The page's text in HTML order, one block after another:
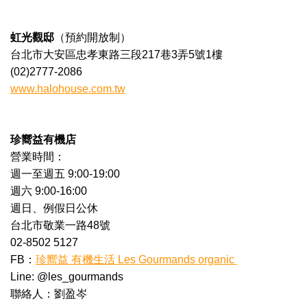
虹光觀邸 （預約開放制）
台北市大安區忠孝東路三段217巷3弄5號1樓
(02)2777-2086
www.halohouse.com.tw
珍嚮益有機店
營業時間：
週一至週五 9:00-19:00
週六 9:00-16:00
週日、例假日公休
台北市敬業一路48號
02-8502 5127
FB： 珍嚮益 有機生活 Les Gourmands organic
Line: @les_gourmands
聯絡人：劉盈岑